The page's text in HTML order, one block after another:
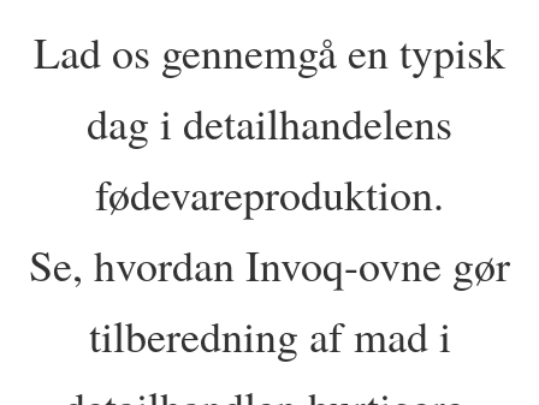
Lad os gennemgå en typisk
dag i detailhandelens
fødevareproduktion.
Se, hvordan Invoq-ovne gør
tilberedning af mad i